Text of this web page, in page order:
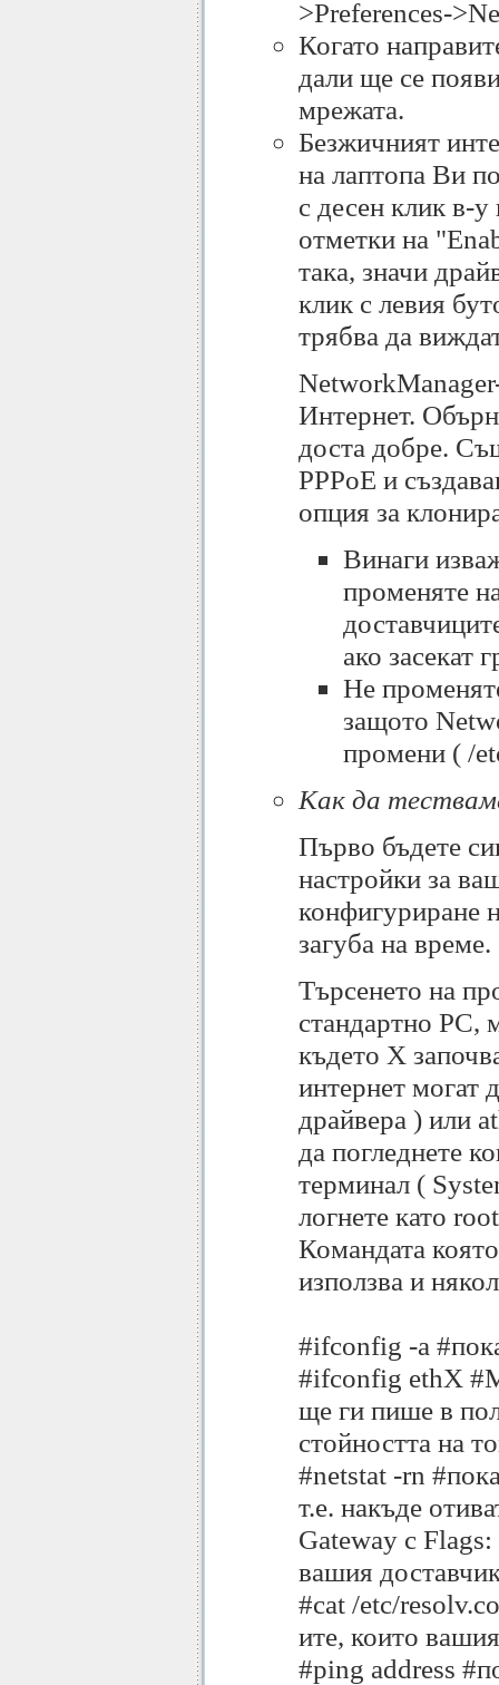
>Preferences-
Когато
дали ще се
мрежата.
Безжичният
на лаптопа Ви
с десен клик в-
отметки на
така, значи
клик с левия
трябва да
Интернет.
доста добре.
PPPoE и
опция за
Винаги
променяте
ако засекат
Не
защото
промени ( /
Как да
Първо бъдете
настройки за
конфигуриране
загуба на време.
Търсенето на
стандартно PC,
където X
интернет могат
драйвера ) или
да погледнете
терминал (
логнете като
Командата
използва и
#ifconfig -a
#ifconfig ethX
ще ги пише в
стойността на
#netstat -rn
т.е. накъде
Gateway с
вашия
#cat /etc/
ите, които
#ping address